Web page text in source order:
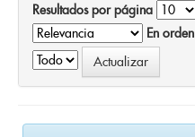
Resultados por página
En orden